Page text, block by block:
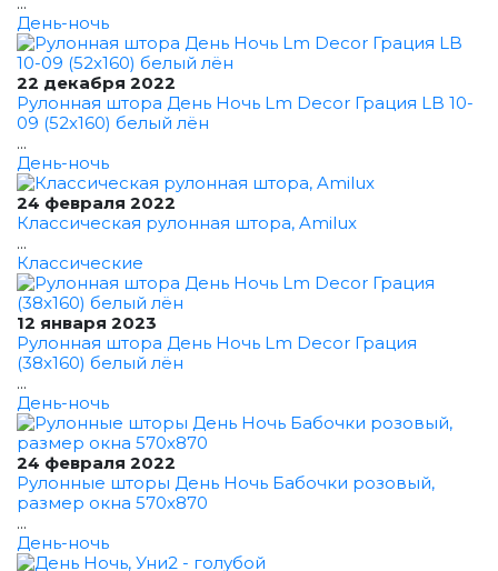
День-ночь
22 декабря 2022
Рулонная штора День Ночь Lm Decor Грация LB 10-
09 (52x160) белый лён
...
День-ночь
24 февраля 2022
Классическая рулонная штора, Amilux
...
Классические
12 января 2023
Рулонная штора День Ночь Lm Decor Грация
(38x160) белый лён
...
День-ночь
24 февраля 2022
Рулонные шторы День Ночь Бабочки розовый,
размер окна 570x870
...
День-ночь